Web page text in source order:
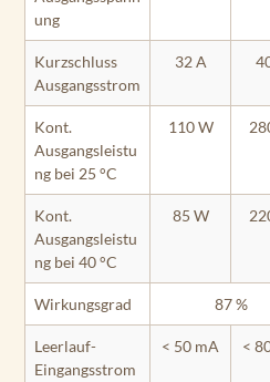
ung
Kurzschluss
Ausgangsstrom
32 A
Kont.
Ausgangsleistu
ng bei 25 °C
110 W
Kont.
Ausgangsleistu
ng bei 40 °C
85 W
Wirkungsgrad 87 %
Leerlauf-
Eingangsstrom
< 50 mA <